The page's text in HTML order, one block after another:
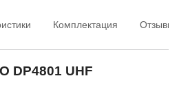
Комплектация Отзывы
DP4801 UHF